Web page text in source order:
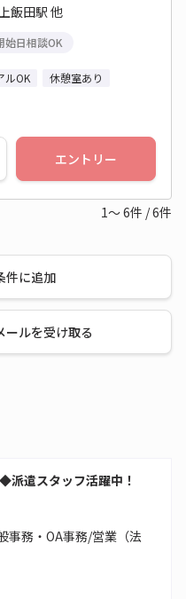
飯田駅 他
始日相談OK
ルOK
休憩室あり
エントリー
1～6件 /6件
件に追加
ールを受け取る
派遣スタッフ活躍中！
事務・OA事務/営業（法